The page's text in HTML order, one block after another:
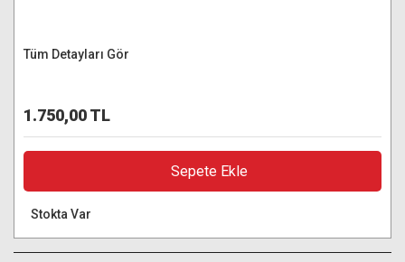
Tüm Detayları Gör
1.750,00 TL
Sepete Ekle
Stokta Var